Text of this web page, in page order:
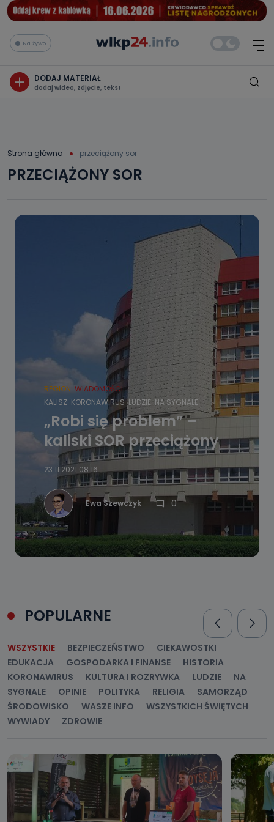
Na żywo
DODAJ MATERIAŁ
dodaj wideo, zdjęcie, tekst
Strona główna przeciążony sor
PRZECIĄŻONY SOR
REGION WIADOMOŚCI
KALISZ KORONAWIRUS LUDZIE NA SYGNALE
„Robi się problem” –
kaliski SOR przeciążony
23.11.2021 08:16
Ewa Szewczyk 0
POPULARNE
WSZYSTKIE BEZPIECZEŃSTWO
CIEKAWOSTKI
EDUKACJA
GOSPODARKA I FINANSE
HISTORIA
KORONAWIRUS
KULTURA I ROZRYWKA LUDZIE
NA
SYGNALE
OPINIE POLITYKA RELIGIA
SAMORZĄD
ŚRODOWISKO
WASZE INFO
WSZYSTKICH ŚWIĘTYCH
WYWIADY
ZDROWIE